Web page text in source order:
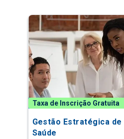
Taxa de Inscrição Gratuita
Gestão Estratégica de
Saúde